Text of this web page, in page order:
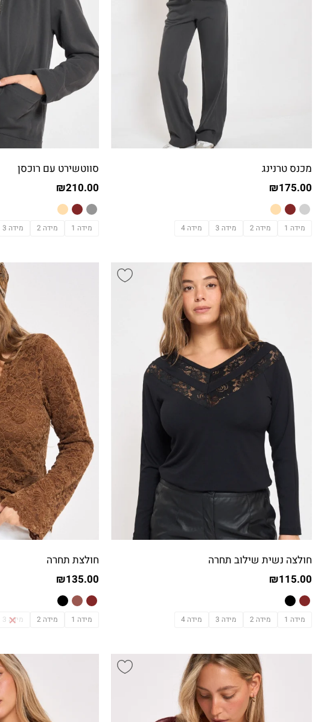
מכנס טרנינג
₪175.00
מידה 1 מידה 2 מידה 3 מידה 4
סווטשירט עם רוכסן
₪210.00
מידה 1 מידה 2 מידה 3
חולצה נשית שילוב תחרה
₪115.00
מידה 1 מידה 2 מידה 3 מידה 4
חולצת תחרה
₪135.00
מידה 1 מידה 2 מידה 3